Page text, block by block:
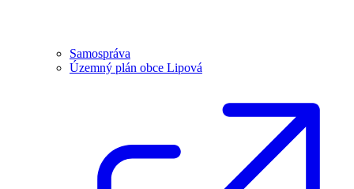
Samospráva
Územný plán obce Lipová